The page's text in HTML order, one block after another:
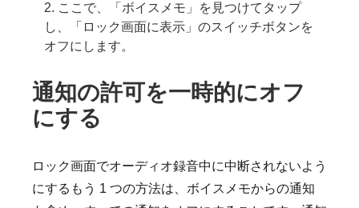
2. ここで、「ボイスメモ」を見つけてタップ
し、「ロック画面に表示」のスイッチボタンを
オフにします。
通知の許可を一時的にオフ
にする
ロック画面でオーディオ録音中に中断されないよう
にするもう 1 つの方法は、ボイスメモからの通知